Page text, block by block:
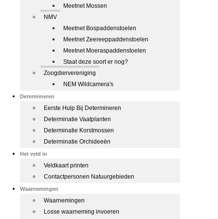
Meetnet Mossen
NMV
Meetnet Bospaddenstoelen
Meetnet Zeereeppaddenstoelen
Meetnet Moeraspaddenstoelen
Staat deze soort er nog?
Zoogdiervereniging
NEM Wildcamera's
Determineren
Eerste Hulp Bij Determineren
Determinatie Vaatplanten
Determinatie Korstmossen
Determinatie Orchideeën
Het veld in
Veldkaart printen
Contactpersonen Natuurgebieden
Waarnemingen
Waarnemingen
Losse waarneming invoeren